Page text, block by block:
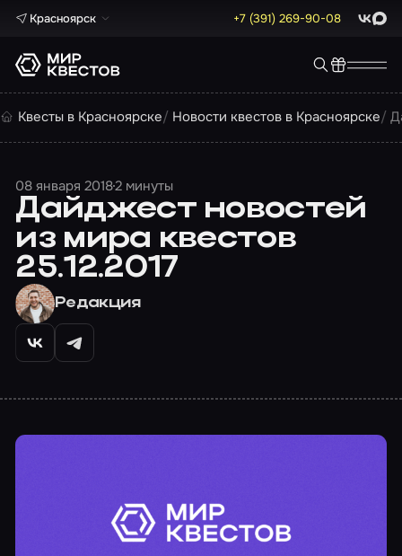
Красноярск +7 (391) 269-90-08 Max
Квесты в Красноярске Новости квестов в Красноярске
08 января 20182 минуты
Дайджест новостей
из мира квестов
25.12.2017
Редакция